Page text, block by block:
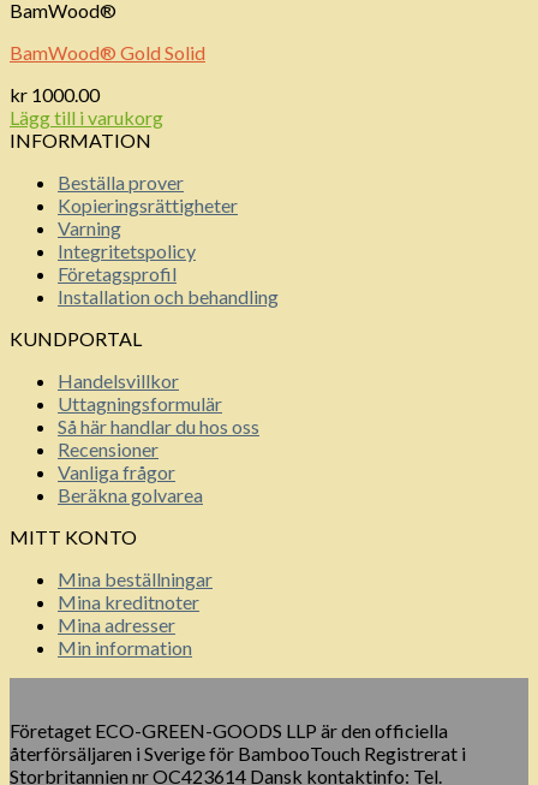
BamWood®
BamWood® Gold Solid
kr 1000.00
Lägg till i varukorg
INFORMATION
Beställa prover
Kopieringsrättigheter
Varning
Integritetspolicy
Företagsprofil
Installation och behandling
KUNDPORTAL
Handelsvillkor
Uttagningsformulär
Så här handlar du hos oss
Recensioner
Vanliga frågor
Beräkna golvarea
MITT KONTO
Mina beställningar
Mina kreditnoter
Mina adresser
Min information
Företaget ECO-GREEN-GOODS LLP är den officiella
återförsäljaren i Sverige för BambooTouch Registrerat i
Storbritannien nr OC423614 Dansk kontaktinfo: Tel.